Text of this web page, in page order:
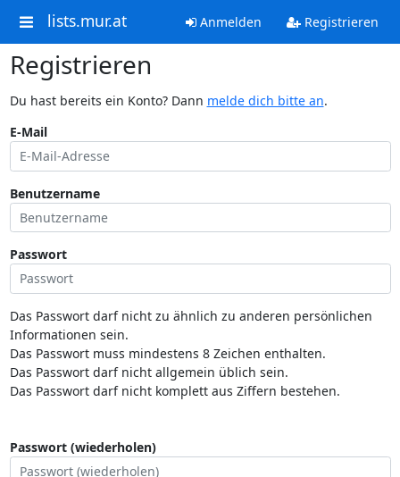
lists.mur.at Anmelden Registrieren
Registrieren
Du hast bereits ein Konto? Dann melde dich bitte an.
E-Mail
Benutzername
Passwort
Das Passwort darf nicht zu ähnlich zu anderen persönlichen
Informationen sein.
Das Passwort muss mindestens 8 Zeichen enthalten.
Das Passwort darf nicht allgemein üblich sein.
Das Passwort darf nicht komplett aus Ziffern bestehen.
Passwort (wiederholen)